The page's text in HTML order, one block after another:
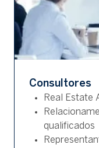
Consultores
Real Estate
qualificados